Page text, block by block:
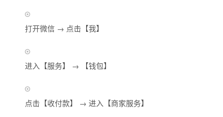
打开微信 → 点击【我】
进入【服务】 → 【钱包】
点击【收付款】 → 进入【商家服务】